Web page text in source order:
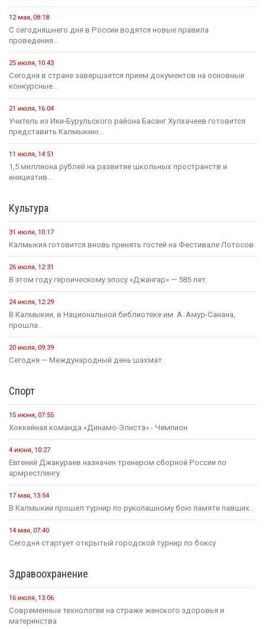
12 мая, 08:18
С сегодняшнего дня в России водятся новые правила
проведения...
25 июля, 10:43
Сегодня в стране завершается прием документов на основные
конкурсные...
21 июля, 16:04
Учитель из Ики-Бурульского района Басанг Хулхачеев готовится
представить Калмыкию...
11 июля, 14:51
1,5 миллиона рублей на развитие школьных пространств и
инициатив...
Культура
31 июля, 10:17
Калмыкия готовится вновь принять гостей на Фестивале Лотосов.
26 июля, 12:31
В этом году героическому эпосу «Джангар» — 585 лет.
24 июля, 12:29
В Калмыкии, в Национальной библиотеке им. А. Амур-Санана,
прошла...
20 июля, 09:39
Сегодня — Международный день шахмат.
Спорт
15 июня, 07:55
Хоккейная команда «Динамо-Элиста» - Чемпион
4 июня, 10:27
Евгений Джакураев назначен тренером сборной России по
армрестлингу
17 мая, 13:54
В Калмыкии прошел турнир по рукопашному бою памяти павших...
14 мая, 07:40
Сегодня стартует открытый городской турнир по боксу
Здравоохранение
16 июля, 13:06
Современные технологии на страже женского здоровья и
материнства